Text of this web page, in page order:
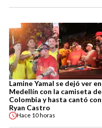
Lamine Yamal se dejó ver en
Medellín con la camiseta de
Colombia y hasta cantó con
Ryan Castro
Hace 10 horas